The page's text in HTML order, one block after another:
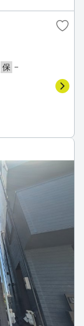
保 －